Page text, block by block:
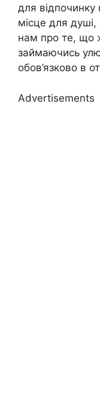
для відпочинку
місце для
нам про те, що
займаючись
обов’язково в
Advertisements